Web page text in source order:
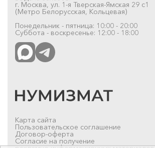
г. Москва, ул. 1-я Тверская-Ямская 29 с1
(Метро Белорусская, Кольцевая)
Понедельник - пятница: 10:00 - 20:00
Суббота - воскресенье: 12:00 - 18:00
Карта сайта
Пользовательское соглашение
Договор-оферта
Согласие на получение